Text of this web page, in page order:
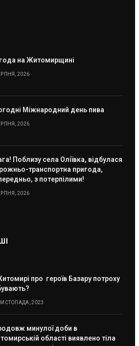
на Житомирщині
2026
Міжнародний день пива
2026
Поблизу села Оліївка, відбулася
транспортна пригода,
з потерпілими!
2026
про героїв Базару потроху
2023
минулої доби в
області виявлено тіла